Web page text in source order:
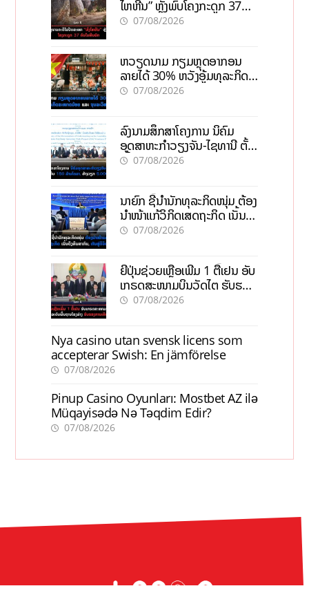
ໄຫຫີນ” ຫຼັງພົບໂຄງກະດູກ 37
ຄົນໃນຫີນຍັກ
07/08/2026
ຫວຽດນາມ ກຽມຫຼຸດອາກອນ
ລາຍໄດ້ 30% ຫວັງອູ້ມທຸລະກິດ
ຂະໜາດນ້ອຍ ແລະ ຈຸນລະ
07/08/2026
ລົງນາມສຶກສາໂຄງການ ນິຄົມ
ອຸດສາຫະກຳວຽງຈັນ-ໄຊທານີ ຕັ້ງ
ເປົ້າດຶງທຶນ 150 ລ້ານໂດລາ, ສ້າງ
07/08/2026
ນາຍົກ ຊີ້ນຳນັກທຸລະກິດໜຸ່ມ ຕ້ອງ
ນຳໜ້າແກ້ວິກິດເສດຖະກິດ ເນັ້ນດຶງ
ທຶນສາກົນ, ຫັນສູ່ດິຈິຕອນ
07/08/2026
ຍີ່ປຸ່ນຊ່ວຍເຫຼືອເພີ່ມ 1 ຕື້ເຢນ ອັບ
ເກຣດສະໜາມບິນວັດໄຕ ຮັບຮອງ
ການເຕີບໂຕ
07/08/2026
Nya casino utan svensk licens som
accepterar Swish: En jämförelse
07/08/2026
Pinup Casino Oyunları: Mostbet AZ ilə
Müqayisədə Nə Təqdim Edir?
07/08/2026